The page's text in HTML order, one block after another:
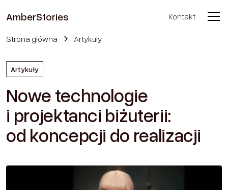
AmberStories Kontakt
Strona główna Artykuły
Artykuły
Nowe technologie
i projektanci biżuterii:
od koncepcji do realizacji